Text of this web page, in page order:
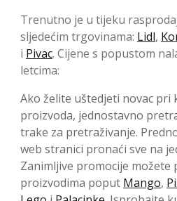
Trenutno je u tijeku
sljedećim trgovinama: Lidl,
i Pivac. Cijene s popustom
letcima:
Ako želite uštedjeti novac pri
proizvoda, jednostavno
trake za pretraživanje.
web stranici pronaći sve na
Zanimljive promocije možete
proizvodima poput Mango,